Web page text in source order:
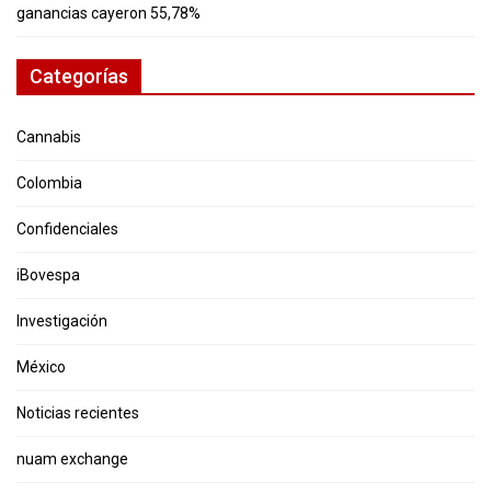
ganancias cayeron 55,78%
Categorías
Cannabis
Colombia
Confidenciales
iBovespa
Investigación
México
Noticias recientes
nuam exchange